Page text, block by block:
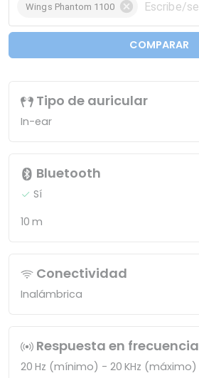
Wings Phantom 1100
COMPARAR
Tipo de auricular
In-ear
Bluetooth
Sí
10 m
Conectividad
Inalámbrica
Respuesta en frecuencia
20 Hz (mínimo) - 20 KHz (máximo)